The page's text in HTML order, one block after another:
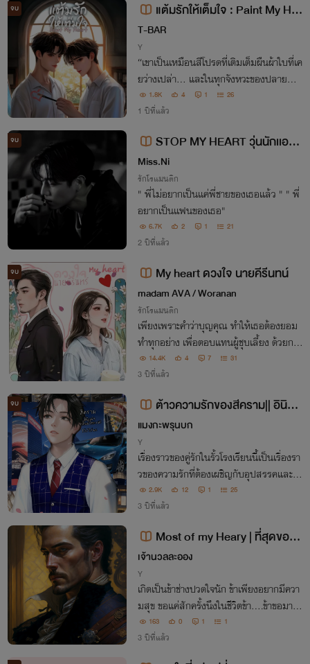
จบ
แต้มรักให้เต็มใจ : Paint My He
art [อ่านฟรี| มี E-book]
T-BAR
Y
“เขาเป็นเหมือนสีโปรดที่เติมเต็มผืนผ้าใบที่เค
ยว่างเปล่า… และในทุกจังหวะของปลายพู่กั
น หัวใจก็ค่อย ๆ วาดคำว่ารักขึ้นมาโดยไม่รู้ตั
ว”
1.8K 4 1 26
1 ปีที่แล้ว
จบ
STOP MY HEART วุ่นนักเเอบรั
กพี่ชาย
Miss.Ni
รักโรแมนติก
" พี่ไม่อยากเป็นเเค่พี่ชายของเธอเเล้ว " " พี่
อยากเป็นเเฟนของเธอ"
6.7K 2 1 21
2 ปีที่แล้ว
จบ My heart ดวงใจ นายคีรีนทน์
madam AVA / Woranan
รักโรแมนติก
เพียงเพราะคำว่าบุญคุณ ทำให้เธอต้องยอม
ทำทุกอย่าง เพื่อตอบแทนผู้ชุบเลี้ยง ด้วยการ
ยอมมอบกายและหัวใจ ให้กับชายแปลกหน้า
ที่ร้ายกว่าซาตาน
14.4K 4 7 31
3 ปีที่แล้ว
จบ
ต้าวความรักของสีคราม|| อินิกม่
าxโอเมก้า
แมงกะพรุนบก
Y
เรื่องราวของคู่รักในรั้วโรงเรียนนี้เป็นเรื่องรา
วของความรักที่ต้องเผชิญกับอุปสรรคและคว
ามแตกต่างทางสังคมอย่างมากฝ่ายหนึ่งเป็น
ลูกเจ้าของห้างสรรพสินค้าที่มีสถานะสูงส่งแ
ละมีความมั่นคงในด้านต่างๆส่วนอีก...
2.9K 12 1 25
3 ปีที่แล้ว
Most of my Heary | ที่สุดของใ
จข้า
เจ้านวลละออง
Y
เกิดเป็นข้าช่างปวดใจนัก ข้าเพียงอยากมีควา
มสุข ขอแค่สักครั้งนึงในชีวิตข้า....ข้าขอมากเ
กินไปหรือ ใยจงเกลียดจงชังข้านัก....ข้าผิดม
ากเลยหรือ
163 0 1 1
3 ปีที่แล้ว